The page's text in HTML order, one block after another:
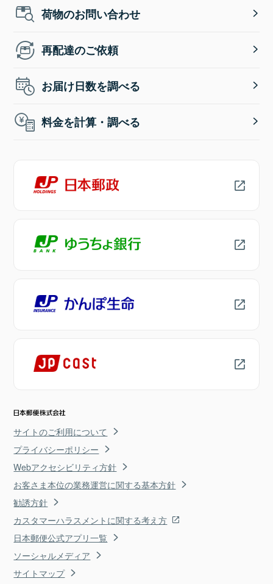
荷物のお問い合わせ
再配達のご依頼
お届け日数を調べる
料金を計算・調べる
サイトのご利用について
プライバシーポリシー
Webアクセシビリティ方針
お客さま本位の業務運営に関する基本方針
勧誘方針
カスタマーハラスメントに関する考え方
日本郵便公式アプリ一覧
ソーシャルメディア
サイトマップ